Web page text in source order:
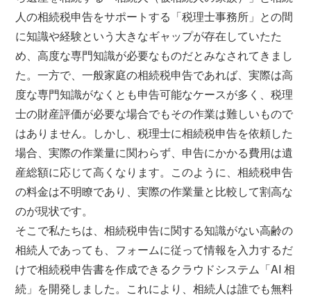
人の相続税申告をサポートする「税理士事務所」との間
に知識や経験という大きなギャップが存在していたた
め、高度な専門知識が必要なものだとみなされてきまし
た。一方で、一般家庭の相続税申告であれば、実際は高
度な専門知識がなくとも申告可能なケースが多く、税理
士の財産評価が必要な場合でもその作業は難しいもので
はありません。しかし、税理士に相続税申告を依頼した
場合、実際の作業量に関わらず、申告にかかる費用は遺
産総額に応じて高くなります。このように、相続税申告
の料金は不明瞭であり、実際の作業量と比較して割高な
のが現状です。
そこで私たちは、相続税申告に関する知識がない高齢の
相続人であっても、フォームに従って情報を入力するだ
けで相続税申告書を作成できるクラウドシステム「AI 相
続」を開発しました。これにより、相続人は誰でも無料